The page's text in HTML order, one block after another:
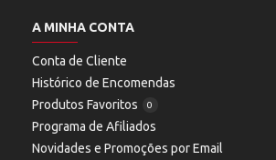
A MINHA CONTA
Conta de Cliente
Histórico de Encomendas
Produtos Favoritos
0
Programa de Afiliados
Novidades e Promoções por Email